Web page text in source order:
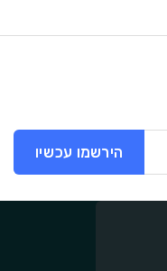
הירשמו עכשיו